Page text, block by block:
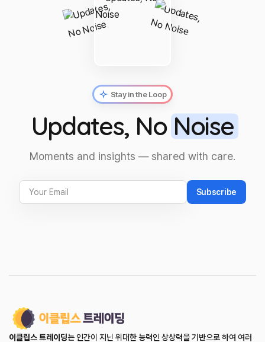
Stay in the Loop
Updates, NoNoise
Moments and insights — shared with care.
Subscribe
이클립스 트레이딩는 인간이 지닌 위대한 능력인 상상력을 기반으로 하여 여러